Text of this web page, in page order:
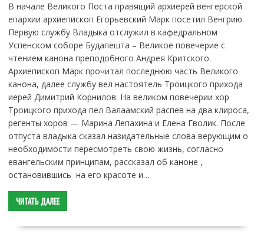
В начале Великого Поста правящий архиерей венгерской
епархии архиепископ Егорьевский Марк посетил Венгрию.
Первую службу Владыка отслужил в кафедральном
Успенском соборе Будапешта – Великое повечерие с
чтением канона преподобного Андрея Критского.
Архиепископ Марк прочитал последнюю часть Великого
канона, далее службу вел настоятель Троицкого прихода
иерей Димитрий Корнилов. На великом повечерии хор
Троицкого прихода пел Валаамский распев на два клироса,
регенты хоров — Марина Лепахина и Елена Гволик. После
отпуста владыка сказал назидательные слова верующим о
необходимости пересмотреть свою жизнь, согласно
евангельским принципам, рассказал об каноне ,
остановившись на его красоте и…
ЧИТАТЬ ДАЛЕЕ